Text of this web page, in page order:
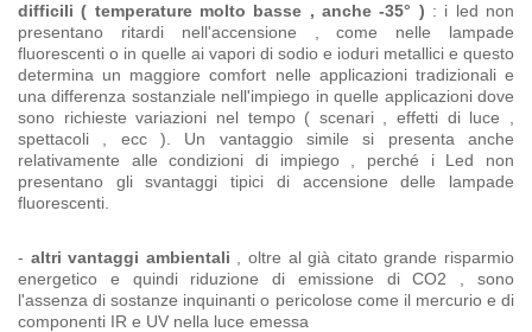
difficili ( temperature molto basse , anche -35° ) : i led non
presentano ritardi nell'accensione , come nelle lampade
fluorescenti o in quelle ai vapori di sodio e ioduri metallici e questo
determina un maggiore comfort nelle applicazioni tradizionali e
una differenza sostanziale nell'impiego in quelle applicazioni dove
sono richieste variazioni nel tempo ( scenari , effetti di luce ,
spettacoli , ecc ). Un vantaggio simile si presenta anche
relativamente alle condizioni di impiego , perché i Led non
presentano gli svantaggi tipici di accensione delle lampade
fluorescenti.
- altri vantaggi ambientali , oltre al già citato grande risparmio
energetico e quindi riduzione di emissione di CO2 , sono
l'assenza di sostanze inquinanti o pericolose come il mercurio e di
componenti IR e UV nella luce emessa